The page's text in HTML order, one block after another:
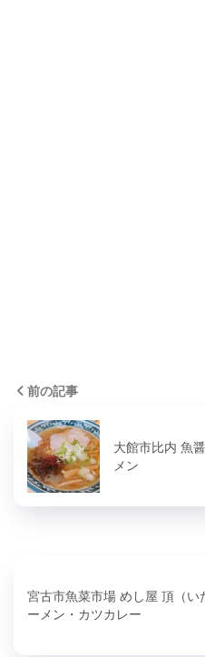
前の記事
大館市比内 魚
メン
宮古市魚菜市場 めし屋 頂（い
ーメン・カツカレー